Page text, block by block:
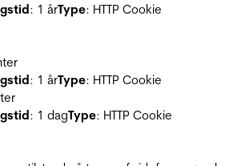
: 1 årType: HTTP Cookie
: 1 årType: HTTP Cookie
: 1 dagType: HTTP Cookie